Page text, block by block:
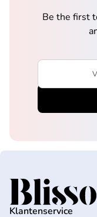
Be the first
Voer uw e-
Home
Klantenservice